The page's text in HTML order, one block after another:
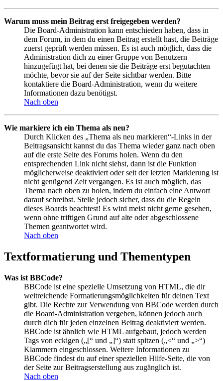
Warum muss mein Beitrag erst freigegeben werden?
Die Board-Administration kann entschieden haben, dass in
dem Forum, in dem du einen Beitrag erstellt hast, die Beiträge
zuerst geprüft werden müssen. Es ist auch möglich, dass die
Administration dich zu einer Gruppe von Benutzern
hinzugefügt hat, bei denen sie die Beiträge erst begutachten
möchte, bevor sie auf der Seite sichtbar werden. Bitte
kontaktiere die Board-Administration, wenn du weitere
Informationen dazu benötigst.
Nach oben
Wie markiere ich ein Thema als neu?
Durch Klicken des „Thema als neu markieren“-Links in der
Beitragsansicht kannst du das Thema wieder ganz nach oben
auf die erste Seite des Forums holen. Wenn du den
entsprechenden Link nicht siehst, dann ist die Funktion
möglicherweise deaktiviert oder seit der letzten Markierung ist
nicht genügend Zeit vergangen. Es ist auch möglich, das
Thema nach oben zu holen, indem du einfach eine Antwort
darauf schreibst. Stelle jedoch sicher, dass du die Regeln
dieses Boards beachtest! Es wird meist nicht gerne gesehen,
wenn ohne triftigen Grund auf alte oder abgeschlossene
Themen geantwortet wird.
Nach oben
Textformatierung und Thementypen
Was ist BBCode?
BBCode ist eine spezielle Umsetzung von HTML, die dir
weitreichende Formatierungsmöglichkeiten für deinen Text
gibt. Die Rechte zur Verwendung von BBCode werden durch
die Board-Administration vergeben, können jedoch auch
durch dich für jeden einzelnen Beitrag deaktiviert werden.
BBCode ist ähnlich wie HTML aufgebaut, jedoch werden
Tags von eckigen („[“ und „]“) statt spitzen („<“ und „>“)
Klammern eingeschlossen. Weitere Informationen zu
BBCode findest du auf einer speziellen Hilfe-Seite, die von
der Seite zur Beitragserstellung aus zugänglich ist.
Nach oben